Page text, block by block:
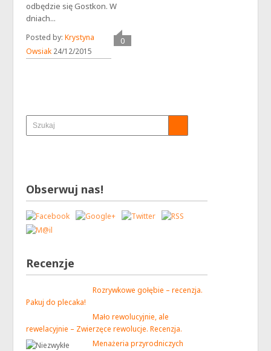
odbędzie się Gostkon. W
dniach...
Posted by: Krystyna
Owsiak 24/12/2015
0
Obserwuj nas!
Recenzje
Rozrywkowe gołębie – recenzja.
Pakuj do plecaka!
Mało rewolucyjnie, ale
rewelacyjnie – Zwierzęce rewolucje. Recenzja.
Menażeria przyrodniczych